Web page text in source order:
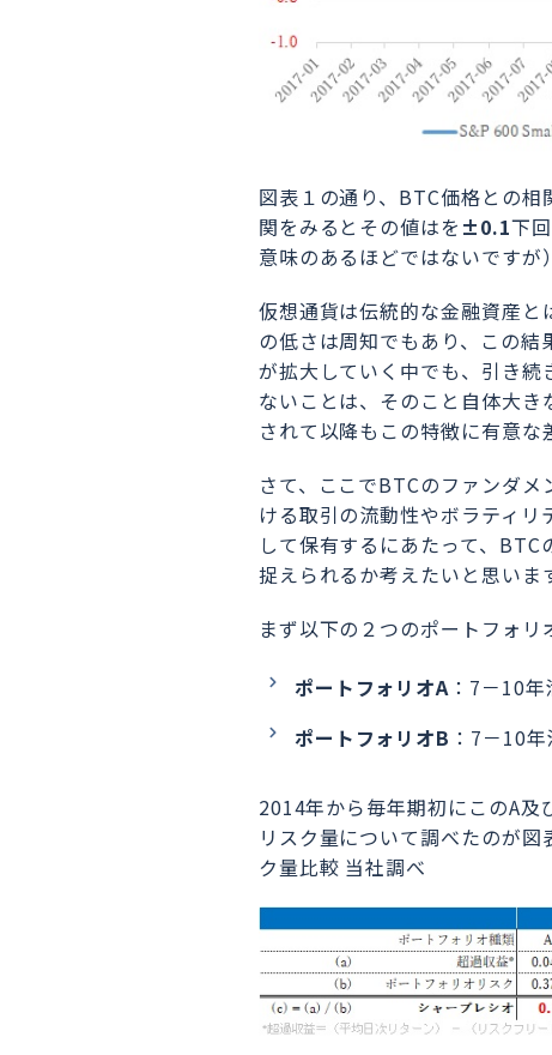
図表１の通り、BTC価格との
関をみるとその値はを ±0.1下
意味のあるほどではないですが
仮想通貨は伝統的な金融資産
の低さは周知でもあり、この
が拡大していく中でも、引き
ないことは、そのこと自体大
されて以降もこの特徴に有意な
さて、ここでBTCのファンダ
ける取引の流動性やボラティ
して保有するにあたって、
捉えられるか考えたいと思いま
まず以下の２つのポートフォリ
ポートフォリオA ：7－10
ポートフォリオB ：7－10
2014年から毎年期初にこのA
リスク量について調べたのが
ク量比較 当社調べ